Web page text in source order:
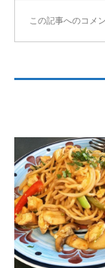
この記事へのコメ